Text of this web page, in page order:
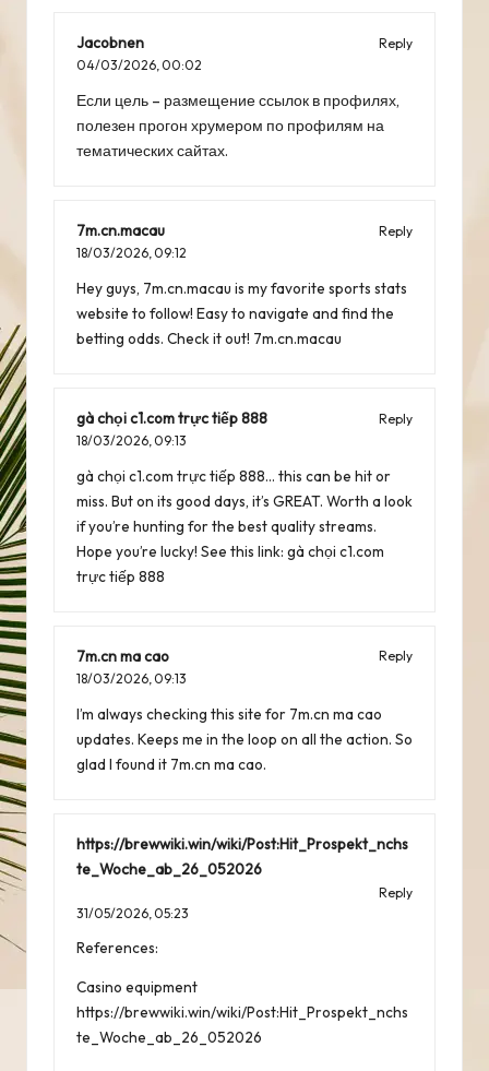
Jacobnen
Reply
04/03/2026,00:02
Если цель – размещение ссылок в профилях,
полезен прогон хрумером по профилям на
тематических сайтах.
7m.cn.macau
Reply
18/03/2026,09:12
Hey guys, 7m.cn.macau is my favorite sports stats
website to follow! Easy to navigate and find the
betting odds. Check it out! 7m.cn.macau
gà chọi c1.com trực tiếp 888
Reply
18/03/2026,09:13
gà chọi c1.com trực tiếp 888… this can be hit or
miss. But on its good days, it’s GREAT. Worth a look
if you’re hunting for the best quality streams.
Hope you’re lucky! See this link: gà chọi c1.com
trực tiếp 888
7m.cn ma cao
Reply
18/03/2026, 09:13
I’m always checking this site for 7m.cn ma cao
updates. Keeps me in the loop on all the action. So
glad I found it 7m.cn ma cao.
https://brewwiki.win/wiki/Post:Hit_Prospekt_nchs
te_Woche_ab_26_052026
Reply
31/05/2026, 05:23
References:
Casino equipment
https://brewwiki.win/wiki/Post:Hit_Prospekt_nchs
te_Woche_ab_26_052026